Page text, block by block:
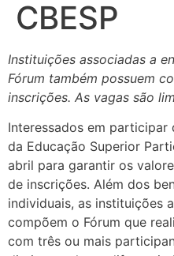
CBESP
Instituições associadas a
Fórum também possuem
inscrições. As vagas são
Interessados em participar
da Educação Superior
abril para garantir os
de inscrições. Além dos
individuais, as instituições
compõem o Fórum que
com três ou mais